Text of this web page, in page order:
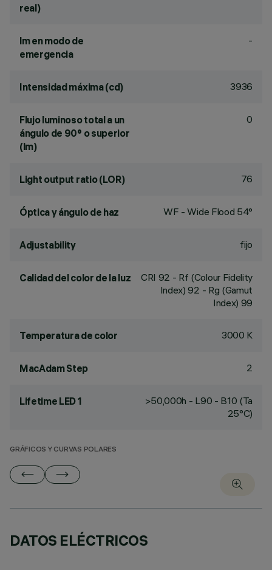
real)
lm en modo de
emergencia
-
Intensidad máxima (cd) 3936
Flujo luminoso total a un
ángulo de 90° o superior
(lm)
0
Light output ratio (LOR) 76
Óptica y ángulo de haz WF - Wide Flood 54°
Adjustability fijo
Calidad del color de la luz CRI 92 - Rf (Colour Fidelity
Index) 92 - Rg (Gamut
Index) 99
Temperatura de color 3000 K
MacAdam Step 2
Lifetime LED 1
>50,000h - L90 - B10 (Ta
25°C)
GRÁFICOS Y CURVAS POLARES
DATOS ELÉCTRICOS